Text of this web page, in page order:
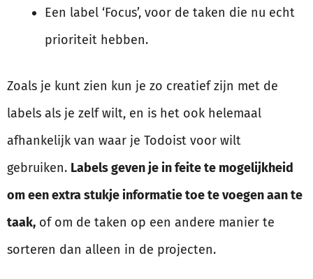
Een label ‘Focus’, voor de taken die nu echt
prioriteit hebben.
Zoals je kunt zien kun je zo creatief zijn met de
labels als je zelf wilt, en is het ook helemaal
afhankelijk van waar je Todoist voor wilt
gebruiken. Labels geven je in feite te mogelijkheid
om een extra stukje informatie toe te voegen aan te
taak, of om de taken op een andere manier te
sorteren dan alleen in de projecten.